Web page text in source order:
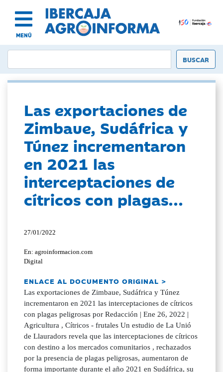
MENÚ
Las exportaciones de
Zimbaue, Sudáfrica y
Túnez incrementaron
en 2021 las
interceptaciones de
cítricos con plagas...
27/01/2022
En: agroinformacion.com
Digital
ENLACE AL DOCUMENTO ORIGINAL >
Las exportaciones de Zimbaue, Sudáfrica y Túnez
incrementaron en 2021 las interceptaciones de cítricos
con plagas peligrosas por Redacción | Ene 26, 2022 |
Agricultura , Cítricos - frutales Un estudio de La Unió
de Llauradors revela que las interceptaciones de cítricos
con destino a los mercados comunitarios , rechazados
por la presencia de plagas peligrosas, aumentaron de
forma importante durante el año 2021 en Sudáfrica, su